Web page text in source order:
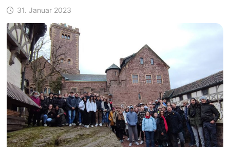
31. Januar 2023